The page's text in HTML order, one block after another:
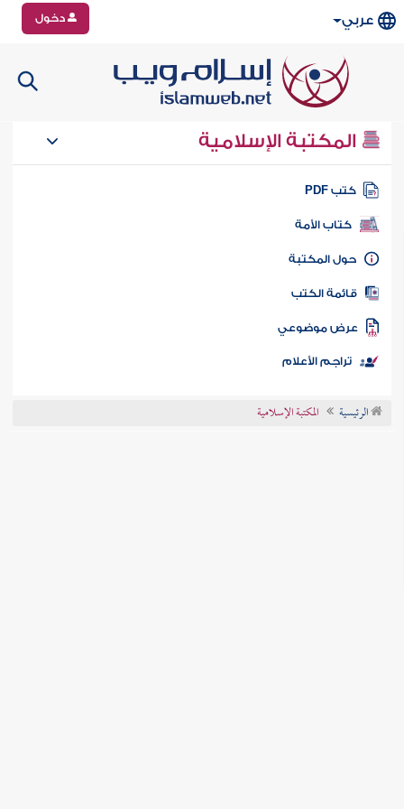
عربي دخول
المكتبة الإسلامية
كتب PDF
كتاب الأمة
المكتبة
الكتب
موضوعي
تراجم الأعلام
الرئيسية المكتبة الإسلامية